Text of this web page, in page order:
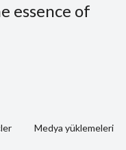
essence of
Medya yüklemeleri